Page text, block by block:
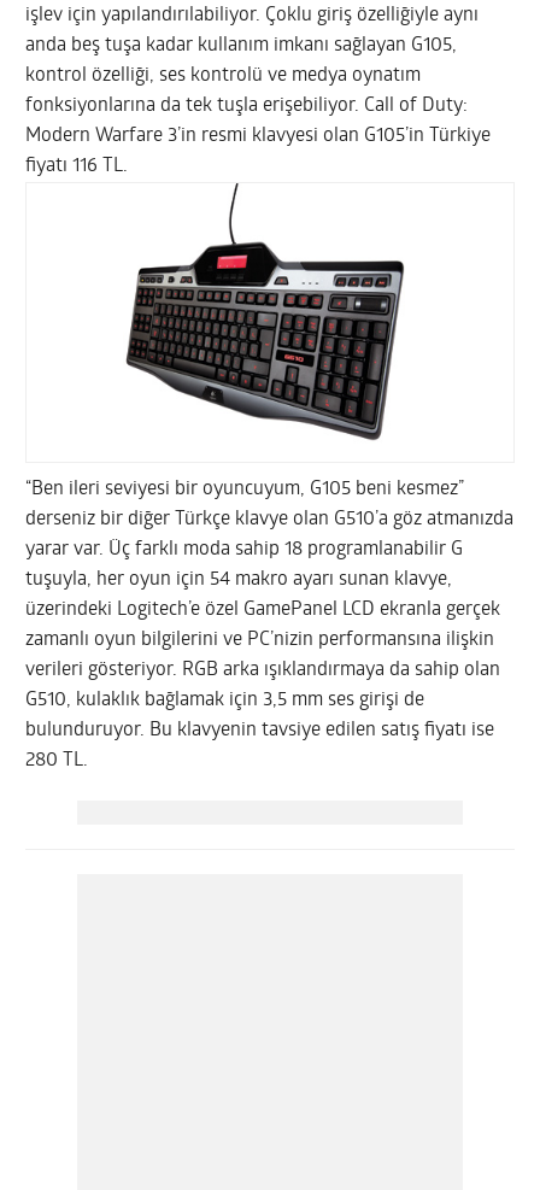
işlev için yapılandırılabiliyor. Çoklu giriş özelliğiyle aynı
anda beş tuşa kadar kullanım imkanı sağlayan G105,
kontrol özelliği, ses kontrolü ve medya oynatım
fonksiyonlarına da tek tuşla erişebiliyor. Call of Duty:
Modern Warfare 3’in resmi klavyesi olan G105’in Türkiye
fiyatı 116 TL.
“Ben ileri seviyesi bir oyuncuyum, G105 beni kesmez”
derseniz bir diğer Türkçe klavye olan G510’a göz atmanızda
yarar var. Üç farklı moda sahip 18 programlanabilir G
tuşuyla, her oyun için 54 makro ayarı sunan klavye,
üzerindeki Logitech’e özel GamePanel LCD ekranla gerçek
zamanlı oyun bilgilerini ve PC’nizin performansına ilişkin
verileri gösteriyor. RGB arka ışıklandırmaya da sahip olan
G510, kulaklık bağlamak için 3,5 mm ses girişi de
bulunduruyor. Bu klavyenin tavsiye edilen satış fiyatı ise
280 TL.